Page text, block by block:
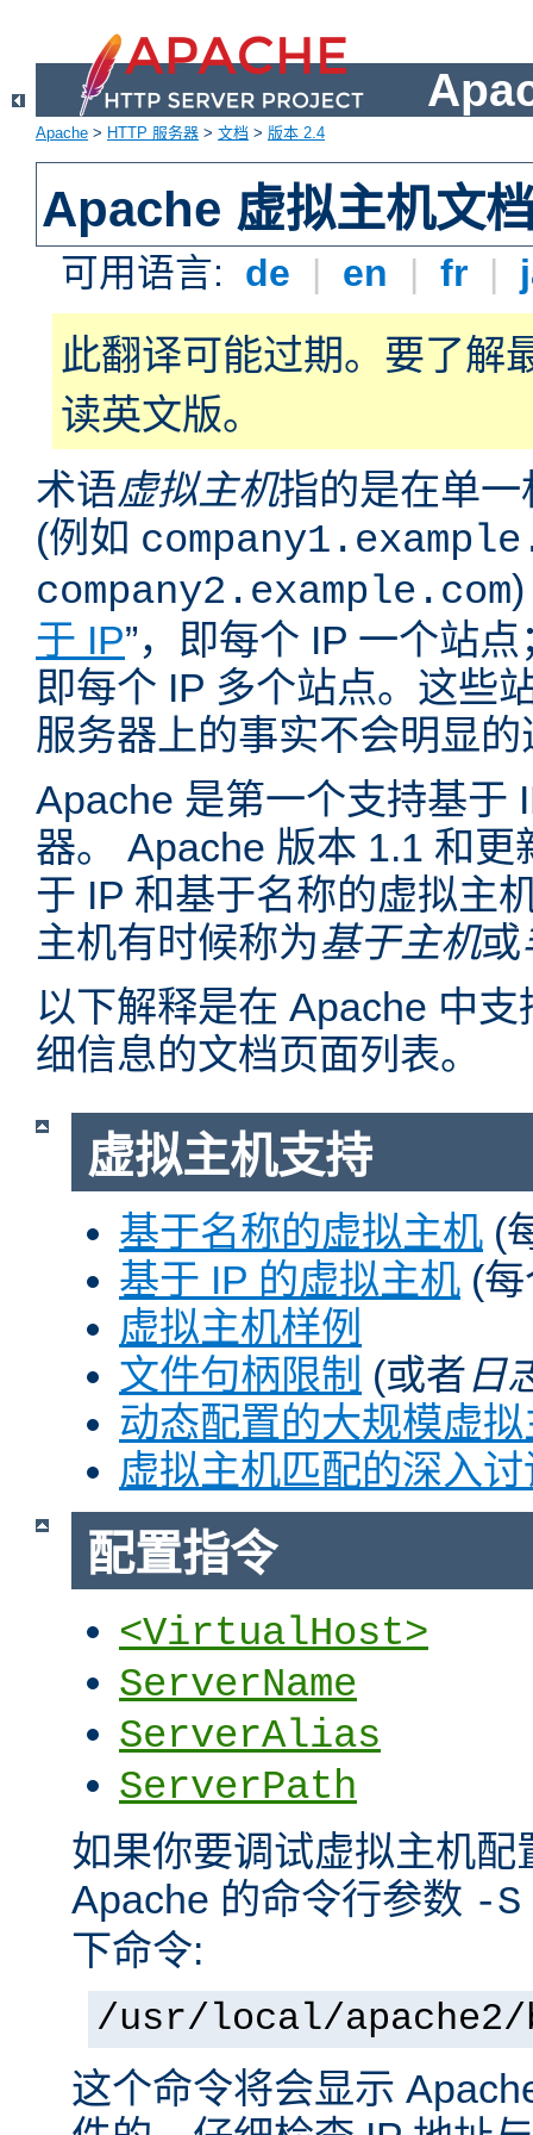
Apache > HTTP 服务器 > 文档 > 版本 2.4
Apache 虚拟主机文
可用语言: de | en | fr |
此翻译可能过期。要了解
读英文版。
术语虚拟主机指的是在单
(例如
company2.example.com)
于 IP”，即每个 IP 一个站点
即每个 IP 多个站点。这些
服务器上的事实不会明显
Apache 是第一个支持基于
器。 Apache 版本 1.1 和
于 IP 和基于名称的虚拟主
主机有时候称为基于主机或
以下解释是在 Apache 中
细信息的文档页面列表。
虚拟主机支持
基于名称的虚拟主机 (
基于 IP 的虚拟主机 (
虚拟主机样例
文件句柄限制 (或者日
动态配置的大规模虚
虚拟主机匹配的深入讨
配置指令
<VirtualHost>
ServerName
ServerAlias
ServerPath
如果你要调试虚拟主机配
Apache 的命令行参数 -S
下命令:
/usr/local/
这个命令将会显示